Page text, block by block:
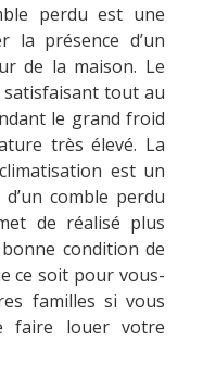
perdu est une
la présence d’un
de la maison. Le
tout au
le grand froid
très élevé. La
est un
comble perdu
de réalisé plus
condition de
ce soit pour vous-
familles si vous
faire louer votre